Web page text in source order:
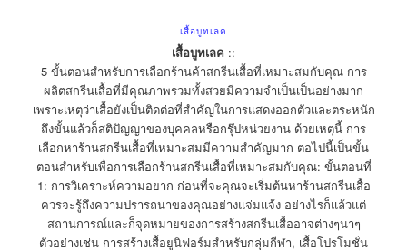
เสื้อบูทเลค
เสื้อบูทเลค ::
5 ขั้นตอนสำหรับการเลือกร้านค้าสกรีนเสื้อที่เหมาะสมกับคุณ การ
ผลิตสกรีนเสื้อที่มีคุณภาพรวมทั้งสวยมีความจำเป็นเป็นอย่างมาก
เพราะเหตุว่าเสื้อยังเป็นติดต่อที่สำคัญในการแสดงออกตัวและตระหนัก
ถึงขั้นแล้วก็สติปัญญาของบุคคลหรือกรุ๊ปหน่วยงาน ด้วยเหตุนี้ การ
เลือกหาร้านสกรีนเสื้อที่เหมาะสมมีความสำคัญมาก ต่อไปนี้เป็นขั้น
ตอนสำหรับเพื่อการเลือกร้านสกรีนเสื้อที่เหมาะสมกับคุณ: ขั้นตอนที่
1: การวิเคราะห์ความอยาก ก่อนที่จะคุณจะเริ่มต้นหาร้านสกรีนเสื้อ
ควรจะรู้ถึงความปรารถนาของคุณอย่างแจ่มแจ้ง อย่างไรก็แล้วแต่
สถานการณ์และก็จุดหมายของการสร้างสกรีนเสื้ออาจต่างๆนาๆ
ตัวอย่างเช่น การสร้างเสื้อยูนิฟอร์มสำหรับกลุ่มกีฬา, เสื้อโปรโมชั่น